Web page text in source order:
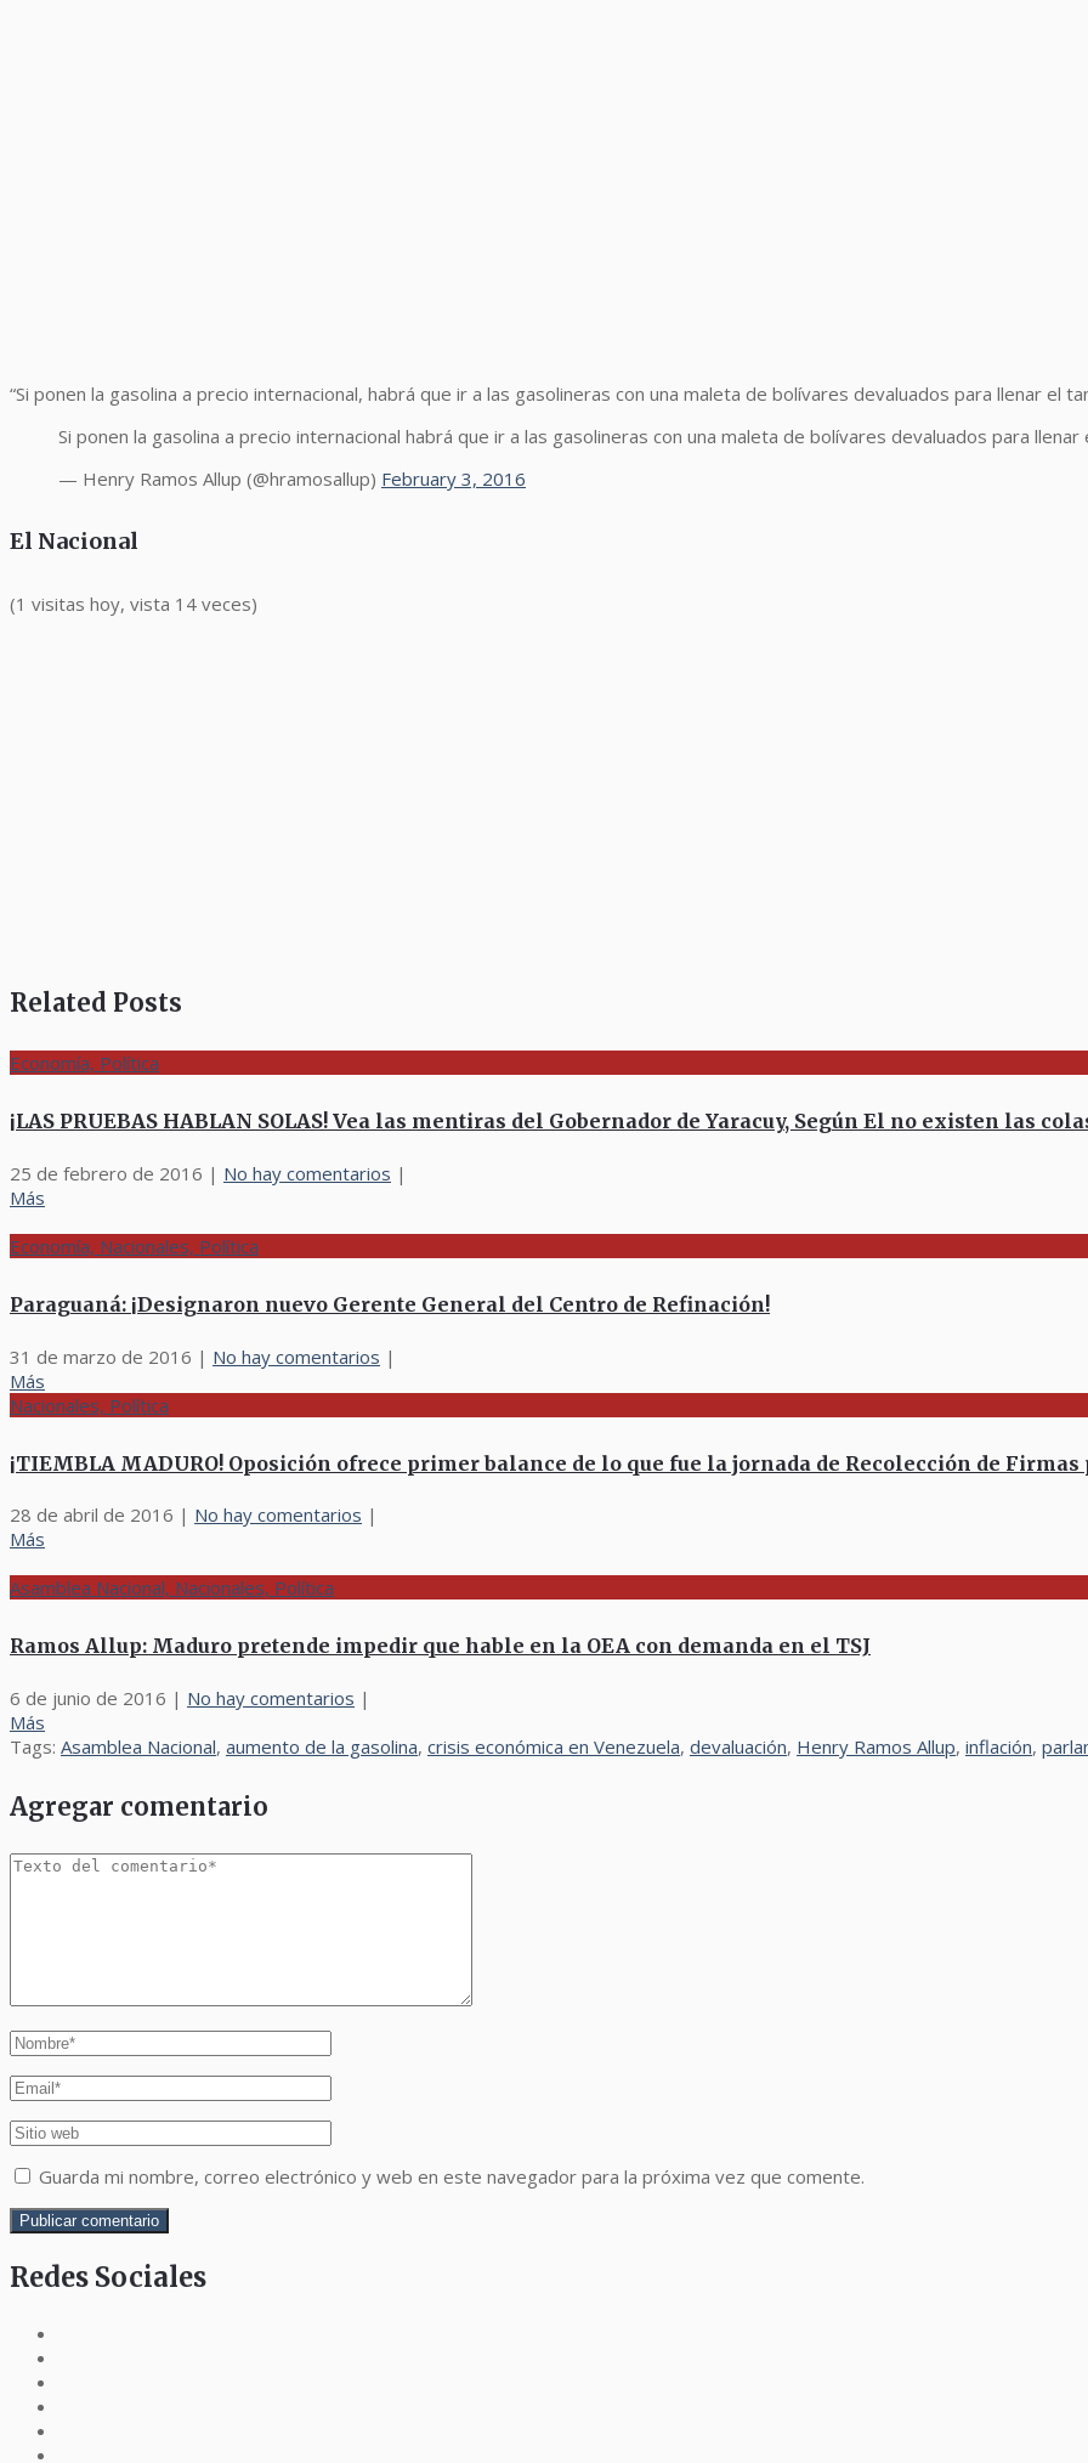
“Si ponen la gasolina a precio internacional, habrá que ir a las gasolineras con una maleta de bolívares devaluados para llenar el
Si ponen la gasolina a precio internacional habrá que ir a las gasolineras con una maleta de bolívares devaluados para llenar
— Henry Ramos Allup (@hramosallup) February 3, 2016
El Nacional
(1 visitas hoy, vista 14 veces)
Related Posts
Economía, Política
¡LAS PRUEBAS HABLAN SOLAS! Vea las mentiras del Gobernador de Yaracuy, Según El no existen las
25 de febrero de 2016 | No hay comentarios |
Más
Economía, Nacionales, Política
Paraguaná: ¡Designaron nuevo Gerente General del Centro de Refinación!
31 de marzo de 2016 | No hay comentarios |
Más
Nacionales, Política
¡TIEMBLA MADURO! Oposición ofrece primer balance de lo que fue la jornada de Recolección de
28 de abril de 2016 | No hay comentarios |
Más
Asamblea Nacional, Nacionales, Política
Ramos Allup: Maduro pretende impedir que hable en la OEA con demanda en el TSJ
6 de junio de 2016 | No hay comentarios |
Más
Tags: Asamblea Nacional, aumento de la gasolina, crisis económica en Venezuela, devaluación, Henry Ramos Allup, inflación,
Agregar comentario
Guarda mi nombre, correo electrónico y web en este navegador para la próxima vez que comente.
Redes Sociales